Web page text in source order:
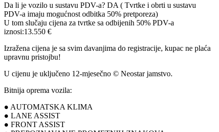
Da li je vozilo u sustavu PDV-a? DA ( Tvrtke i obrti u sustavu
PDV-a imaju mogućnost odbitka 50% pretporeza)
U tom slučaju cijena za tvrtke sa odbijenih 50% PDV-a
iznosi:13.550 €
Izražena cijena je sa svim davanjima do registracije, kupac ne plaća
upravnu pristojbu!
U cijenu je uključeno 12-mjesečno © Neostar jamstvo.
Bitnija oprema vozila:
● AUTOMATSKA KLIMA
● LANE ASSIST
● FRONT ASSIST